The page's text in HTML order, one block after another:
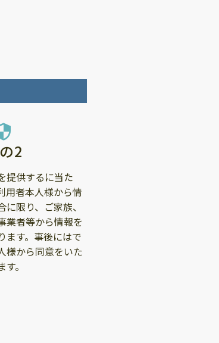
2
提供するに当た
用者本人様から情
限り、ご家族、
業者等から情報を
ます。事後にはで
様から同意をいた
。